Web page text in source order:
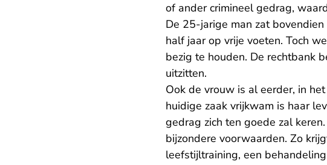
of ander crimineel gedrag,
De 25-jarige man zat bovendien
half jaar op vrije voeten. Toch
bezig te houden. De rechtbank
uitzitten.
Ook de vrouw is al eerder, in
huidige zaak vrijkwam is haar
gedrag zich ten goede zal
bijzondere voorwaarden. Zo
leefstijltraining, een